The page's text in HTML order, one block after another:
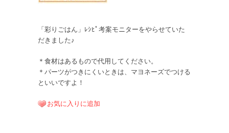
「彩りごはん」ﾚｼﾋﾟ考案モニターをやらせていた
だきました♪
＊食材はあるもので代用してください。
＊パーツがつきにくいときは、マヨネーズでつける
といいですよ！
お気に入りに追加